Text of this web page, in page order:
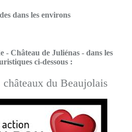
dans les environs
- Château de Juliénas - dans les
ci-dessous :
du Beaujolais